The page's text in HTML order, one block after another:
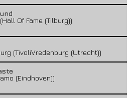
Of Fame (Tilburg))
(TivoliVredenburg (Utrecht))
(Eindhoven))